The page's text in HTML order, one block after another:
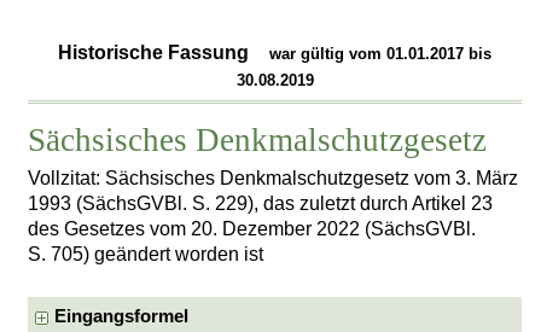
Historische Fassung
war gültig vom 01.01.2017 bis
30.08.2019
Sächsisches Denkmalschutzgesetz
Vollzitat: Sächsisches Denkmalschutzgesetz vom 3. März
1993 (SächsGVBl. S. 229), das zuletzt durch Artikel 23
des Gesetzes vom 20. Dezember 2022 (SächsGVBl.
S. 705) geändert worden ist
Eingangsformel